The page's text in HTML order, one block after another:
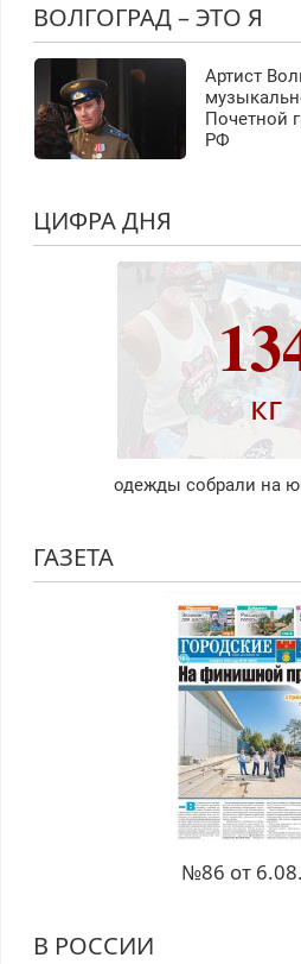
ВОЛГОГРАД – ЭТО Я
Артист
Почетной
РФ
ЦИФРА ДНЯ
кг
одежды собрали на
ГАЗЕТА
№86 от
В РОССИИ